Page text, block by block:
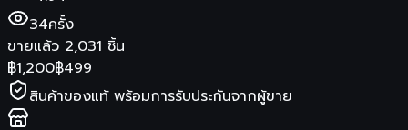
34ครั้ง
ขายแล้ว 2,031 ชิ้น
฿1,200฿499
สินค้าของแท้ พร้อมการรับประกันจากผู้ขาย